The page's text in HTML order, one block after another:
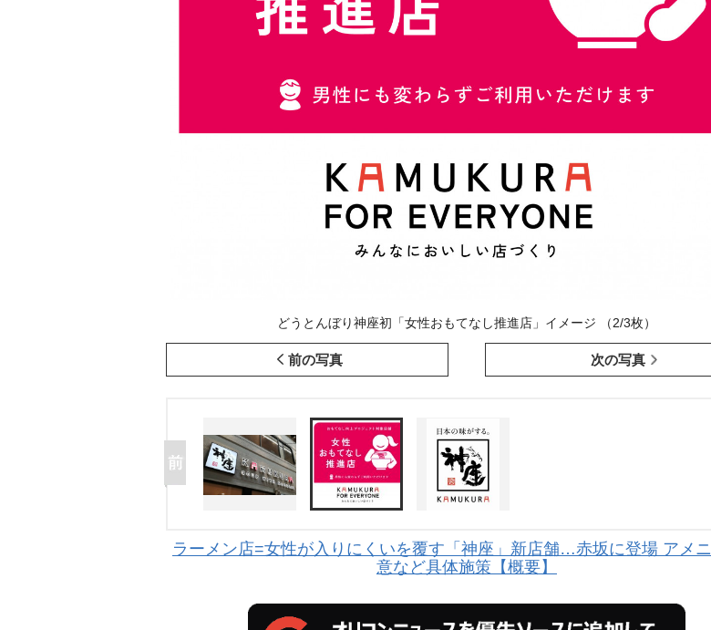
どうとんぼり神座初「女性おもてなし推進店」イメージ （2/3枚）
前の写真 次の写真
ラーメン店=女性が入りにくいを覆す「神座」新店舗…赤坂に登場 アメ
意など具体施策【概要】